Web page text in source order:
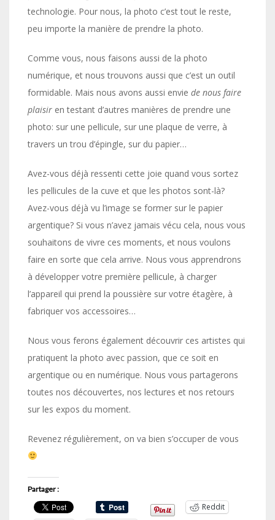
technologie. Pour nous, la photo c’est tout le reste,
peu importe la manière de prendre la photo.
Comme vous, nous faisons aussi de la photo
numérique, et nous trouvons aussi que c’est un outil
formidable. Mais nous avons aussi envie de nous faire
plaisir en testant d’autres manières de prendre une
photo: sur une pellicule, sur une plaque de verre, à
travers un trou d’épingle, sur du papier…
Avez-vous déjà ressenti cette joie quand vous sortez
les pellicules de la cuve et que les photos sont-là?
Avez-vous déjà vu l’image se former sur le papier
argentique? Si vous n’avez jamais vécu cela, nous vous
souhaitons de vivre ces moments, et nous voulons
faire en sorte que cela arrive. Nous vous apprendrons
à développer votre première pellicule, à charger
l’appareil qui prend la poussière sur votre étagère, à
fabriquer vos accessoires…
Nous vous ferons également découvrir ces artistes qui
pratiquent la photo avec passion, que ce soit en
argentique ou en numérique. Nous vous partagerons
toutes nos découvertes, nos lectures et nos retours
sur les expos du moment.
Revenez régulièrement, on va bien s’occuper de vous
Partager :
Reddit